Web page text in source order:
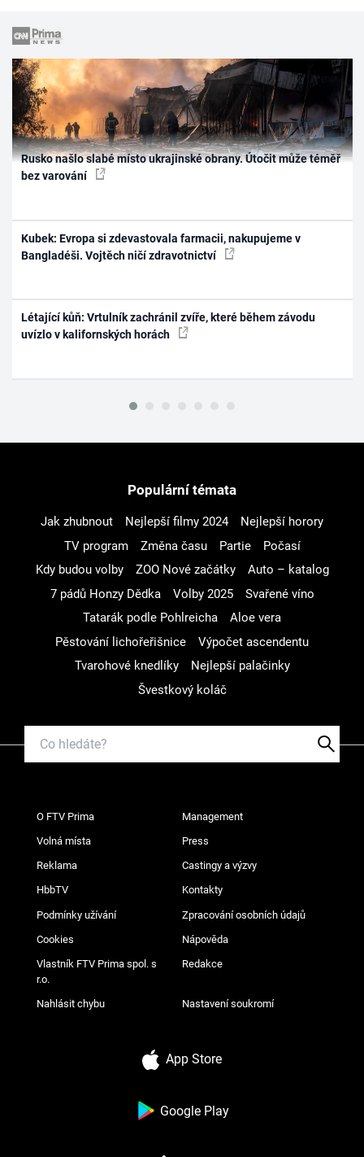
Rusko našlo slabé místo ukrajinské obrany. Útočit může téměř
bez varování
Kubek: Evropa si zdevastovala farmacii, nakupujeme v
Bangladéši. Vojtěch ničí zdravotnictví
Létající kůň: Vrtulník zachránil zvíře, které během závodu
uvízlo v kalifornských horách
Populární témata
Jak zhubnout Nejlepší filmy 2024
Nejlepší horory
TV program
Změna času Partie
Počasí
Kdy budou volby
ZOO Nové začátky
Auto – katalog
7 pádů Honzy Dědka
Volby 2025
Svařené víno
Tatarák podle Pohlreicha
Aloe vera
Pěstování lichořeřišnice
Výpočet ascendentu
Tvarohové knedlíky
Nejlepší palačinky
Švestkový koláč
O FTV Prima Management
Volná místa Press
Reklama Castingy a výzvy
HbbTV Kontakty
Podmínky užívání Zpracování osobních údajů
Cookies Nápověda
Vlastník FTV Prima spol. s
r.o.
Redakce
Nahlásit chybu Nastavení soukromí
App Store
Google Play